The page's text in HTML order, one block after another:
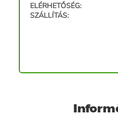
ELÉRHETŐSÉG:
SZÁLLÍTÁS: